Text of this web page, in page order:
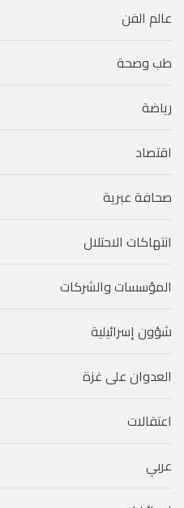
عالم الفن
طب وصحة
رياضة
اقتصاد
صحافة عبرية
انتهاكات الاحتلال
المؤسسات والشركات
شؤون إسرائيلية
العدوان على غزة
اعتقالات
عربي